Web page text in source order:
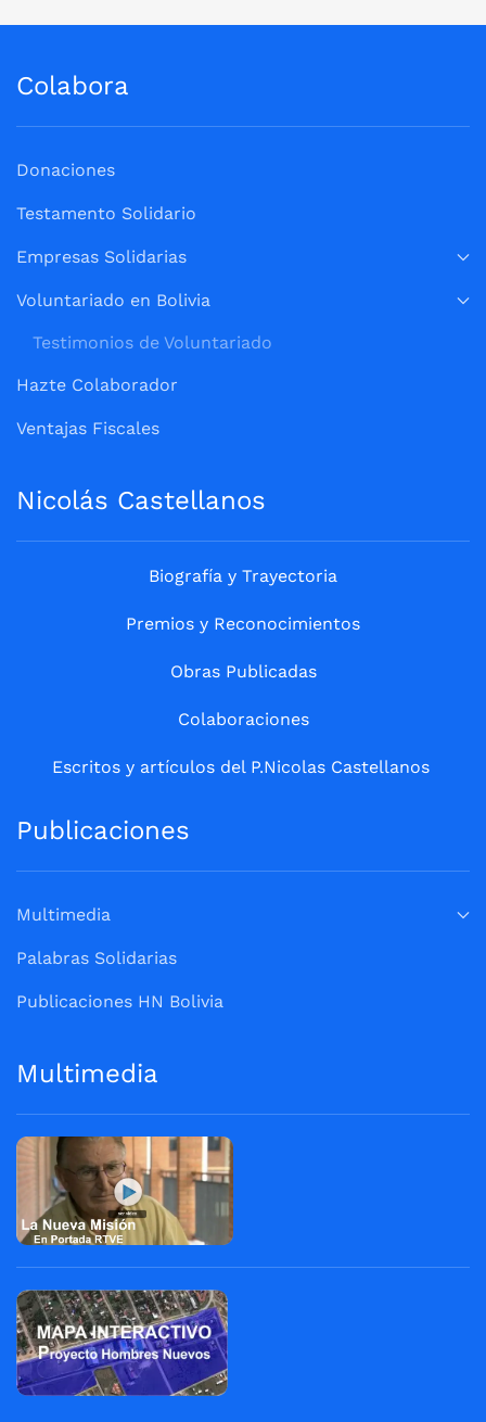
Colabora
Donaciones
Testamento Solidario
Empresas Solidarias
Voluntariado en Bolivia
Testimonios de Voluntariado
Hazte Colaborador
Ventajas Fiscales
Nicolás Castellanos
Biografía y Trayectoria
Premios y Reconocimientos
Obras Publicadas
Colaboraciones
Escritos y artículos del P.Nicolas Castellanos
Publicaciones
Multimedia
Palabras Solidarias
Publicaciones HN Bolivia
Multimedia